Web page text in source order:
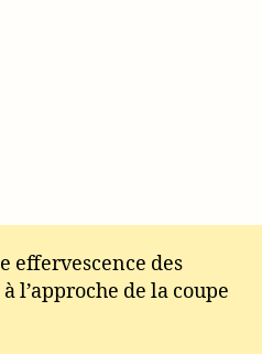
effervescence des
l’approche de la coupe